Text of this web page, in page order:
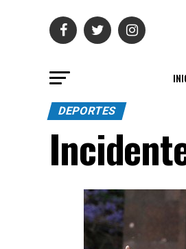
DEPORTES